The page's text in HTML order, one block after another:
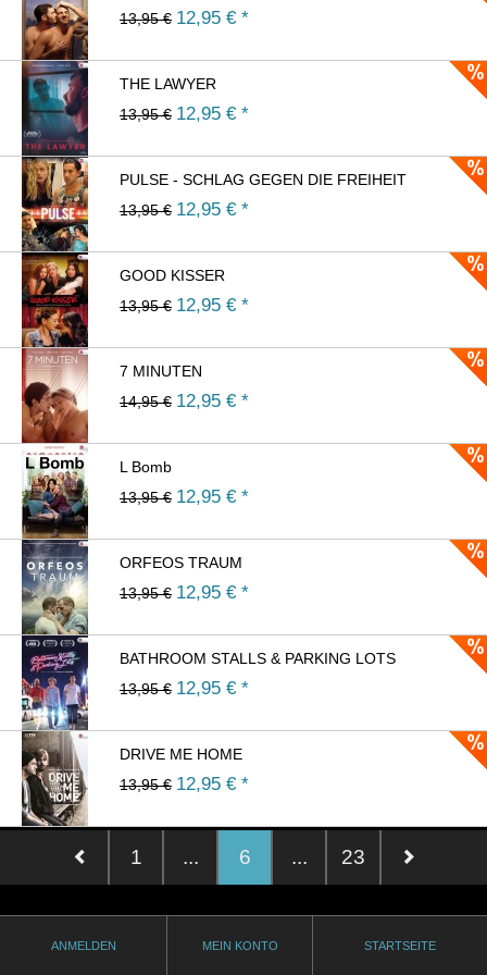
13,95 € 12,95 € *
THE LAWYER
13,95 € 12,95 € *
PULSE - SCHLAG GEGEN DIE FREIHEIT
13,95 € 12,95 € *
GOOD KISSER
13,95 € 12,95 € *
7 MINUTEN
14,95 € 12,95 € *
L Bomb
13,95 € 12,95 € *
ORFEOS TRAUM
13,95 € 12,95 € *
BATHROOM STALLS & PARKING LOTS
13,95 € 12,95 € *
DRIVE ME HOME
13,95 € 12,95 € *
1 ... 6 ... 23
ANMELDEN MEIN KONTO STARTSEITE